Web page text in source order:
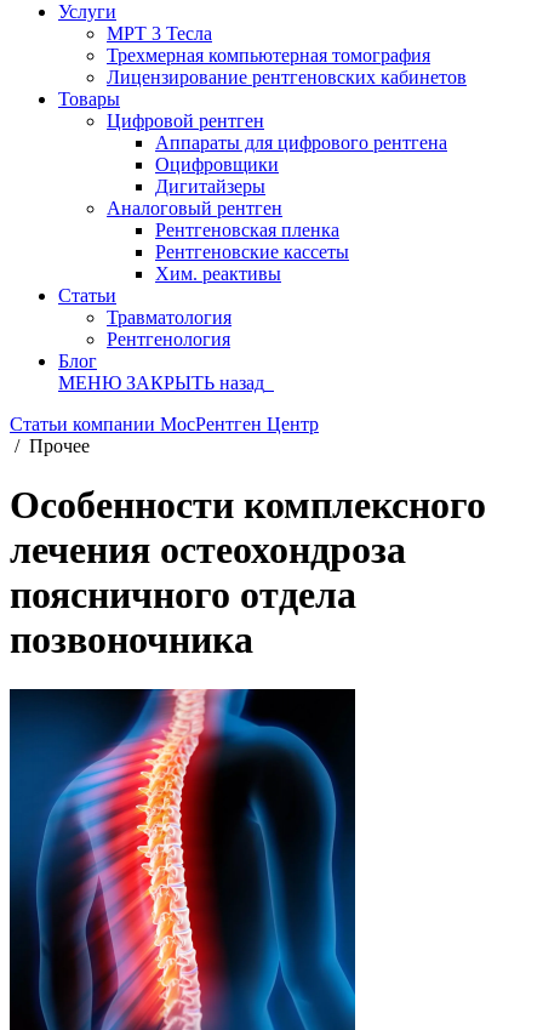
Услуги
МРТ 3 Тесла
Трехмерная компьютерная томография
Лицензирование рентгеновских кабинетов
Товары
Цифровой рентген
Аппараты для цифрового рентгена
Оцифровщики
Дигитайзеры
Аналоговый рентген
Рентгеновская пленка
Рентгеновские кассеты
Хим. реактивы
Статьи
Травматология
Рентгенология
Блог
МЕНЮ ЗАКРЫТЬ назад
Статьи компании МосРентген Центр
/ Прочее
Особенности комплексного
лечения остеохондроза
поясничного отдела
позвоночника